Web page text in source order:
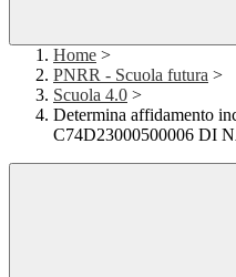
Home >
PNRR - Scuola futura >
Scuola 4.0 >
Determina affidamento
C74D23000500006 DI